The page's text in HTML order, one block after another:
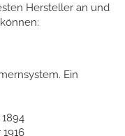
Hersteller an und
Ein